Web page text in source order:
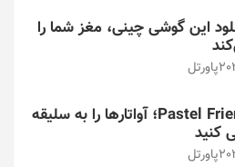
این گوشی چینی، مغز شما را
پاورتل
بازی/ Pastel Friends؛ آواتارها را به سلیقه
کنید
پاورتل